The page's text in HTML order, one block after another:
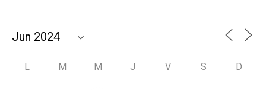
L M M J V S D